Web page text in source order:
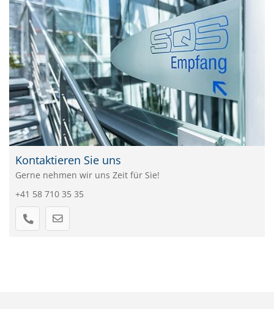
Kontaktieren Sie uns
Gerne nehmen wir uns Zeit für Sie!
+41 58 710 35 35